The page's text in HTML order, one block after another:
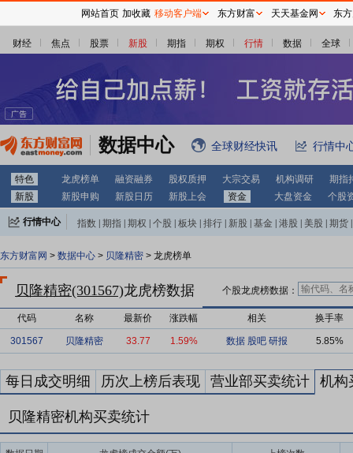
财经 焦点 股票 新股 期指 期权 行情 数据 全球
数据中心 全球财经快讯 行情中
特色 龙虎榜单 融资融券 股权质押 大宗交易 机构调研
期指
新股
新股申购 新股日历 新股上会 资金 大盘资金 个股
行情中心 指数 期指 期权 个股 板块 排行 新股 基金 港股 美股 期货
东方财富网 > 数据中心 > 贝隆精密 > 龙虎榜单
贝隆精密(301567)龙虎榜数据 个股龙虎榜数据：
代码 名称 最新价 涨跌幅 相关 换手率
301567 贝隆精密 33.77 1.59% 数据 股吧 研报 5.85%
每日成交明细 历次上榜后表现 营业部买卖统计 机构
贝隆精密机构买卖统计
网站首页 加收藏 移动客户端 东方财富 天天基金网 东